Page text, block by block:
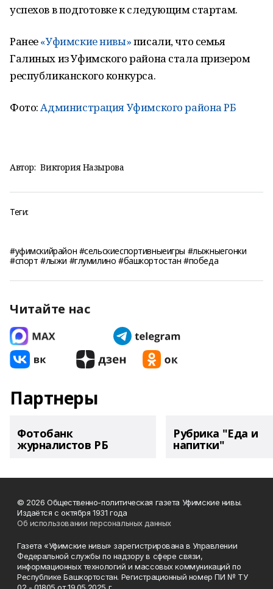
успехов в подготовке к следующим стартам.
Ранее«Уфимские нивы»писали, что семья
Галиных из Уфимского района стала призером
республиканского конкурса.
Фото:Администрация Уфимского района РБ
Автор: Виктория Назырова
Теги:
#уфимскийрайон #сельскиеспортивныеигры #лыжныегонки
#спорт #лыжи #глумилино #башкортостан #победа
Читайте нас
Партнеры
Фотобанк
журналистов РБ
Рубрика "Еда и
напитки"
© 2026 Общественно-политическая газета Уфимские нивы.
Издаётся с октября 1931 года
Об использовании персональных данных
Газета «Уфимские нивы» зарегистрирована в Управлении
Федеральной службы по надзору в сфере связи,
информационных технологий и массовых коммуникаций по
Республике Башкортостан. Регистрационный номер ПИ № ТУ